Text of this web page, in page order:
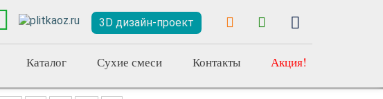
3D дизайн-проект
Каталог Сухие смеси Контакты Акция!